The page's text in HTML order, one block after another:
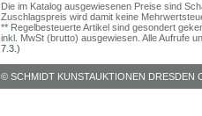
Die im Katalog ausgewiesenen Preise sind
Zuschlagspreis wird damit keine
** Regelbesteuerte Artikel sind gesondert
inkl. MwSt (brutto) ausgewiesen. Alle Aufrufe
7.3.)
© SCHMIDT KUNSTAUKTIONEN DRESDEN